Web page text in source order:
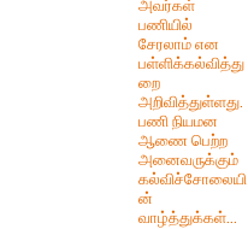
அவர்கள்
பணியில்
சேரலாம் என
பள்ளிக்கல்வித்து
றை
அறிவித்துள்ளது.
பணி நியமன
ஆணை பெற்ற
அனைவருக்கும்
கல்விச்சோலையி
ன்
வாழ்த்துக்கள்...